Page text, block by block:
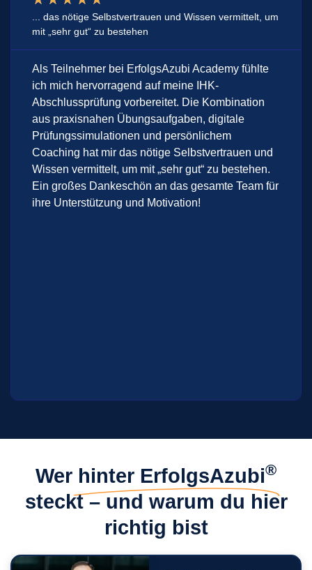
... das nötige Selbstvertrauen und Wissen vermittelt, um
mit „sehr gut“ zu bestehen
Als Teilnehmer bei ErfolgsAzubi Academy fühlte
ich mich hervorragend auf meine IHK-
Abschlussprüfung vorbereitet. Die Kombination
aus praxisnahen Übungsaufgaben, digitale
Prüfungssimulationen und persönlichem
Coaching hat mir das nötige Selbstvertrauen und
Wissen vermittelt, um mit „sehr gut“ zu bestehen.
Ein großes Dankeschön an das gesamte Team für
ihre Unterstützung und Motivation!
Wer hinter ErfolgsAzubi®
steckt – und warum du hier
richtig bist